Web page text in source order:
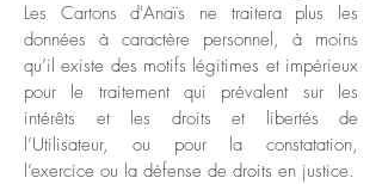
Les Cartons d'Anaïs ne traitera plus les
données à caractère personnel, à moins
qu’il existe des motifs légitimes et impérieux
pour le traitement qui prévalent sur les
intérêts et les droits et libertés de
l’Utilisateur, ou pour la constatation,
l’exercice ou la défense de droits en justice.